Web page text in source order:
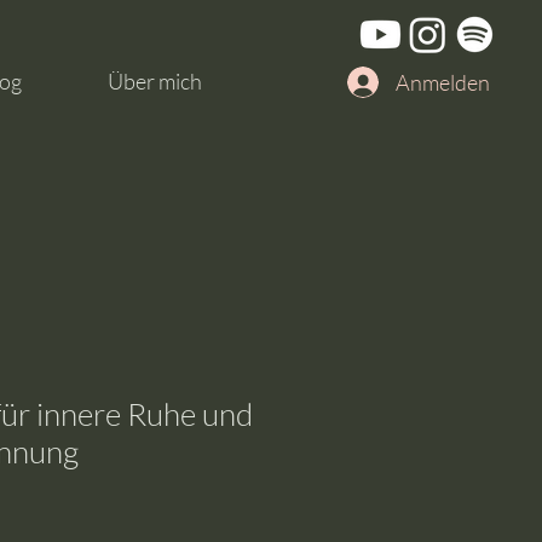
Anmelden
Über mich
innere Ruhe und